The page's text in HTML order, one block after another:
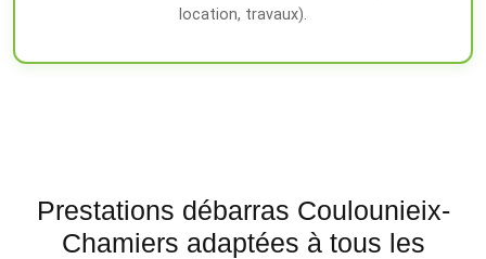
location, travaux).
Prestations débarras Coulounieix-
Chamiers adaptées à tous les